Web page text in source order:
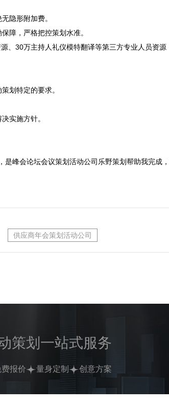
隐形附加费。
障，严格把控策划水准。
30万主持人礼仪模特翻译等第三方专业人员资源
划特定的要求。
实施方针。
峰会论坛会议策划活动公司乐野策划帮助我完成
供应商年会策划活动公司
策划一站式服务
费报价 量身定制 创意方案